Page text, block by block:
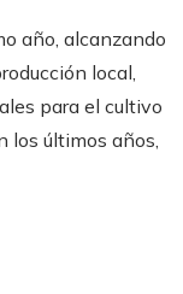
año, alcanzando
local,
para el cultivo
los últimos años,